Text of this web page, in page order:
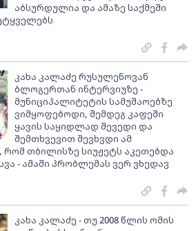
აბსურდულია და ამაზე საქმეში
კახა კალაძე რუსულენოვან
ბლოგერთან ინტერვიუზე -
მუნიციპალიტეტის სამუშაოებზე
ვიმყოფებოდი, შემდეგ კაფეში
ყავის საყიდლად შევედი და
შემთხვევით შევხვდი ამ
თბილისზე სიუჟეტს აკეთებდა
- ამაში პრობლემას ვერ ვხედავ
კახა კალაძე - თუ 2008 წლის ომის